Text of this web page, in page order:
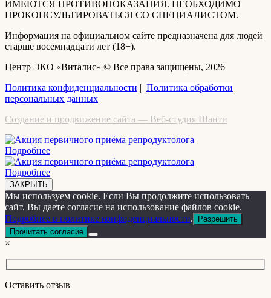
ИМЕЮТСЯ ПРОТИВОПОКАЗАНИЯ. НЕОБХОДИМО
ПРОКОНСУЛЬТИРОВАТЬСЯ СО СПЕЦИАЛИСТОМ.
Информация на официальном сайте предназначена для людей
старше восемнадцати лет (18+).
Центр ЭКО «Виталис» © Все права защищены, 2026
Политика конфиденциальности | Политика обработки
персональных данных
Создание и продвижение сайта — Веб-студия Шанти
Подробнее
Подробнее
ЗАКРЫТЬ
Мы используем cookie. Если Вы продолжите использовать
сайт, Вы даете согласие на использование файлов cookie.
Подробнее в политике конфиденциальности.
Разрешить
Прочитать согласие
×
Оставить отзыв